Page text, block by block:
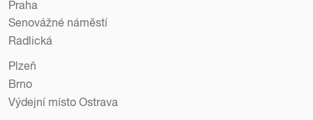
Praha
Senovážné náměstí
Radlická
Plzeň
Brno
Výdejní místo Ostrava